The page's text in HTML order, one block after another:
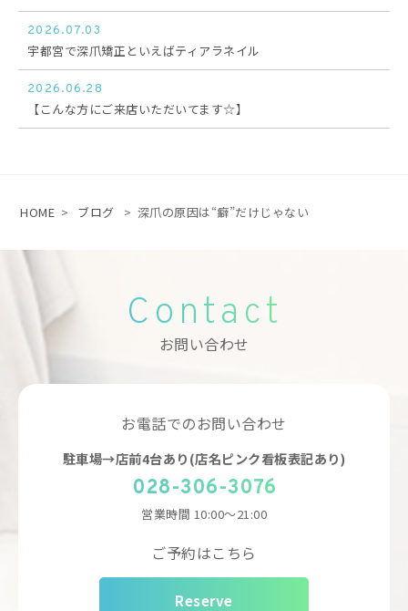
2026.07.03
宇都宮で深爪矯正といえばティアラネイル
2026.06.28
【こんな方にご来店いただいてます☆】
HOME > ブログ > 深爪の原因は“癖”だけじゃない
Contact
お問い合わせ
お電話でのお問い合わせ
駐車場→店前4台あり(店名ピンク看板表記あり)
028-306-3076
営業時間 10:00～21:00
ご予約はこちら
Reserve